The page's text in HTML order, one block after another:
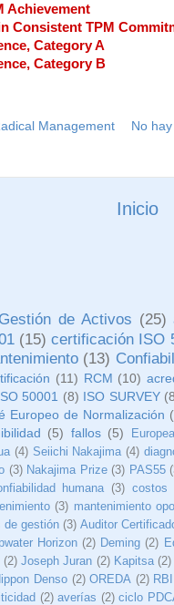
Achievement
Consistent TPM
Category A
Category B
Management
No
Inicio
Gestión de Activos (25)
(15) certificación ISO
(13)
(11) RCM (10)
50001 (8) ISO SURVEY
Europeo de Normalización
(5) fallos (5)
(4) Seiichi Nakajima (4)
(3) Nakajima Prize (3) PAS55
humana (3) costos
(3) mantenimiento
de gestión (3) Auditor
Horizon (2) Deming (2)
(2) Joseph Juran (2) Kapitsa (2)
Denso (2) OREDA (2) RBI
(2) averías (2) ciclo